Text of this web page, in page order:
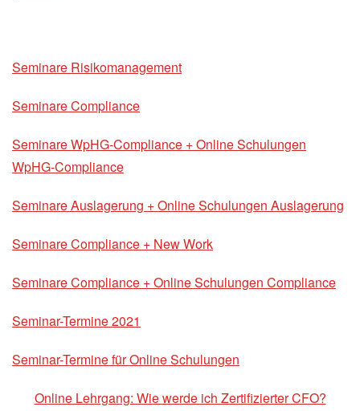
Seminare Risikomanagement
Seminare Compliance
Seminare WpHG-Compliance + Online Schulungen
WpHG-Compliance
Seminare Auslagerung + Online Schulungen Auslagerung
Seminare Compliance + New Work
Seminare Compliance + Online Schulungen Compliance
Seminar-Termine 2021
Seminar-Termine für Online Schulungen
Online Lehrgang: Wie werde ich Zertifizierter CFO?